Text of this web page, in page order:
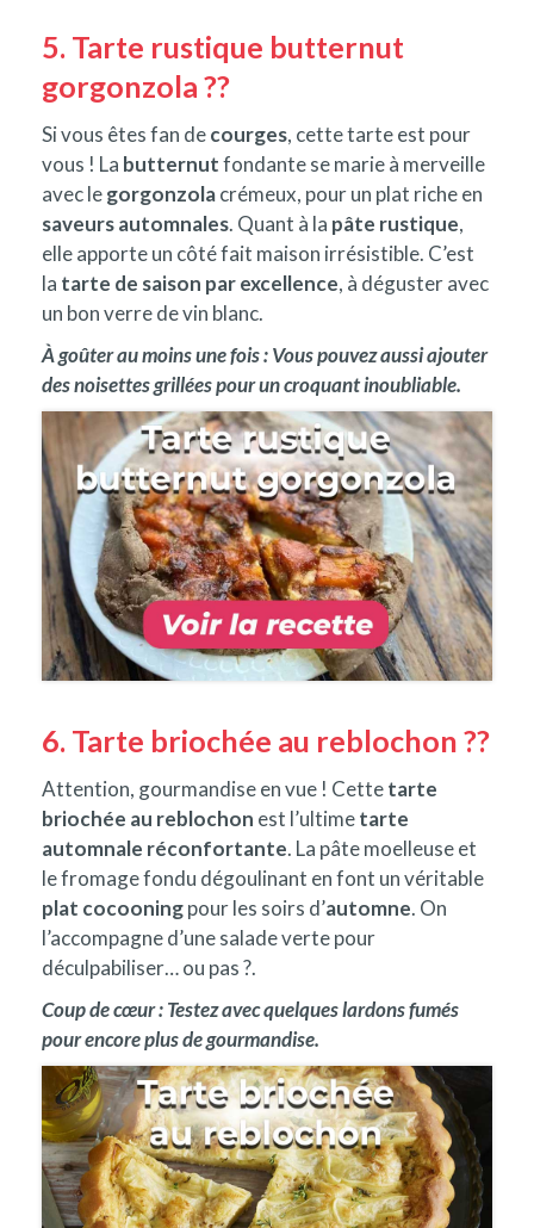
5. Tarte rustique butternut
gorgonzola ??
Si vous êtes fan decourges, cette tarte est pour
vous ! La butternutfondante se marie à merveille
avec legorgonzolacrémeux, pour un plat riche en
saveurs automnales. Quant à la pâte rustique,
elle apporte un côté fait maison irrésistible. C’est
la tarte de saison par excellence, à déguster avec
un bon verre de vin blanc.
À goûter au moins une fois : Vous pouvez aussi ajouter
des noisettes grillées pour un croquant inoubliable.
6. Tarte briochée au reblochon ??
Attention, gourmandise en vue ! Cettetarte
briochée au reblochon est l’ultimetarte
automnale réconfortante. La pâte moelleuse et
le fromage fondu dégoulinant en font un véritable
plat cocooningpour les soirs d’automne. On
l’accompagne d’une salade verte pour
déculpabiliser… ou pas ?.
Coup de cœur : Testez avec quelques lardons fumés
pour encore plus de gourmandise.